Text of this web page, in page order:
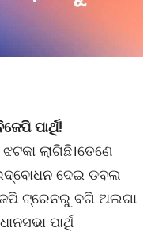
ପାର୍ଥି!
ଲାଗିଛି।ତେଣେ
ଉଦ୍ବୋଧନ ଦେଇ ଡବଲ
ଟ୍ରେନରୁ ବଗି ଅଲଗା
ପାର୍ଥି